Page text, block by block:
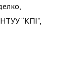
“КПІ”,